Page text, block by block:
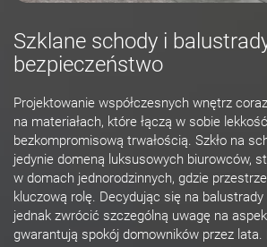
Szklane schody i
bezpieczeństwo
Projektowanie współczesnych wnętrz
na materiałach, które łączą w sobie
bezkompromisową trwałością. Szkło na
jedynie domeną luksusowych biurowców,
w domach jednorodzinnych, gdzie
kluczową rolę. Decydując się na
jednak zwrócić szczególną uwagę na
gwarantują spokój domowników przez